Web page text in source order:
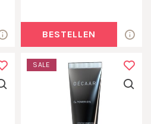
BESTELLEN
SALE